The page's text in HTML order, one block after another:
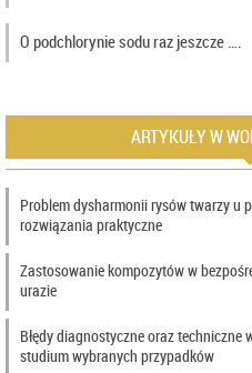
O podchlorynie sodu raz jeszcze ….
ARTYKUŁY W
Problem dysharmonii rysów twarzy u
rozwiązania praktyczne
Zastosowanie kompozytów w
urazie
Błędy diagnostyczne oraz
studium wybranych przypadków